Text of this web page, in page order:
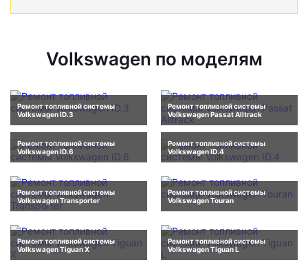
Volkswagen по моделям
Ремонт топливной системы
Volkswagen ID.3
Ремонт топливной системы
Volkswagen Passat Alltrack
Ремонт топливной системы
Volkswagen ID.6
Ремонт топливной системы
Volkswagen ID.4
Ремонт топливной системы
Volkswagen Transporter
Ремонт топливной системы
Volkswagen Touran
Ремонт топливной системы
Volkswagen Tiguan X
Ремонт топливной системы
Volkswagen Tiguan L